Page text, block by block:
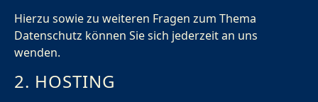
Hierzu sowie zu weiteren Fragen zum Thema
Datenschutz können Sie sich jederzeit an uns
wenden.
2. HOSTING